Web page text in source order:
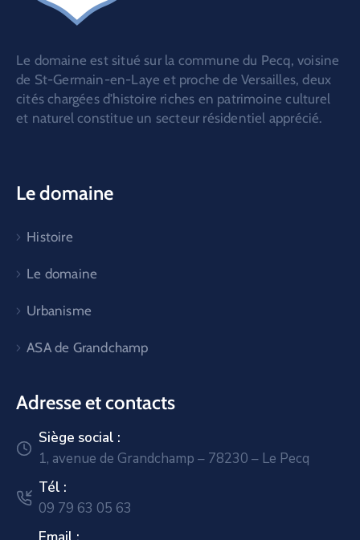
Le domaine est situé sur la commune du Pecq, voisine
de St-Germain-en-Laye et proche de Versailles, deux
cités chargées d’histoire riches en patrimoine culturel
et naturel constitue un secteur résidentiel apprécié.
Le domaine
Histoire
Le domaine
Urbanisme
ASA de Grandchamp
Adresse et contacts
Siège social :
1, avenue de Grandchamp – 78230 – Le Pecq
Tél :
09 79 63 05 63